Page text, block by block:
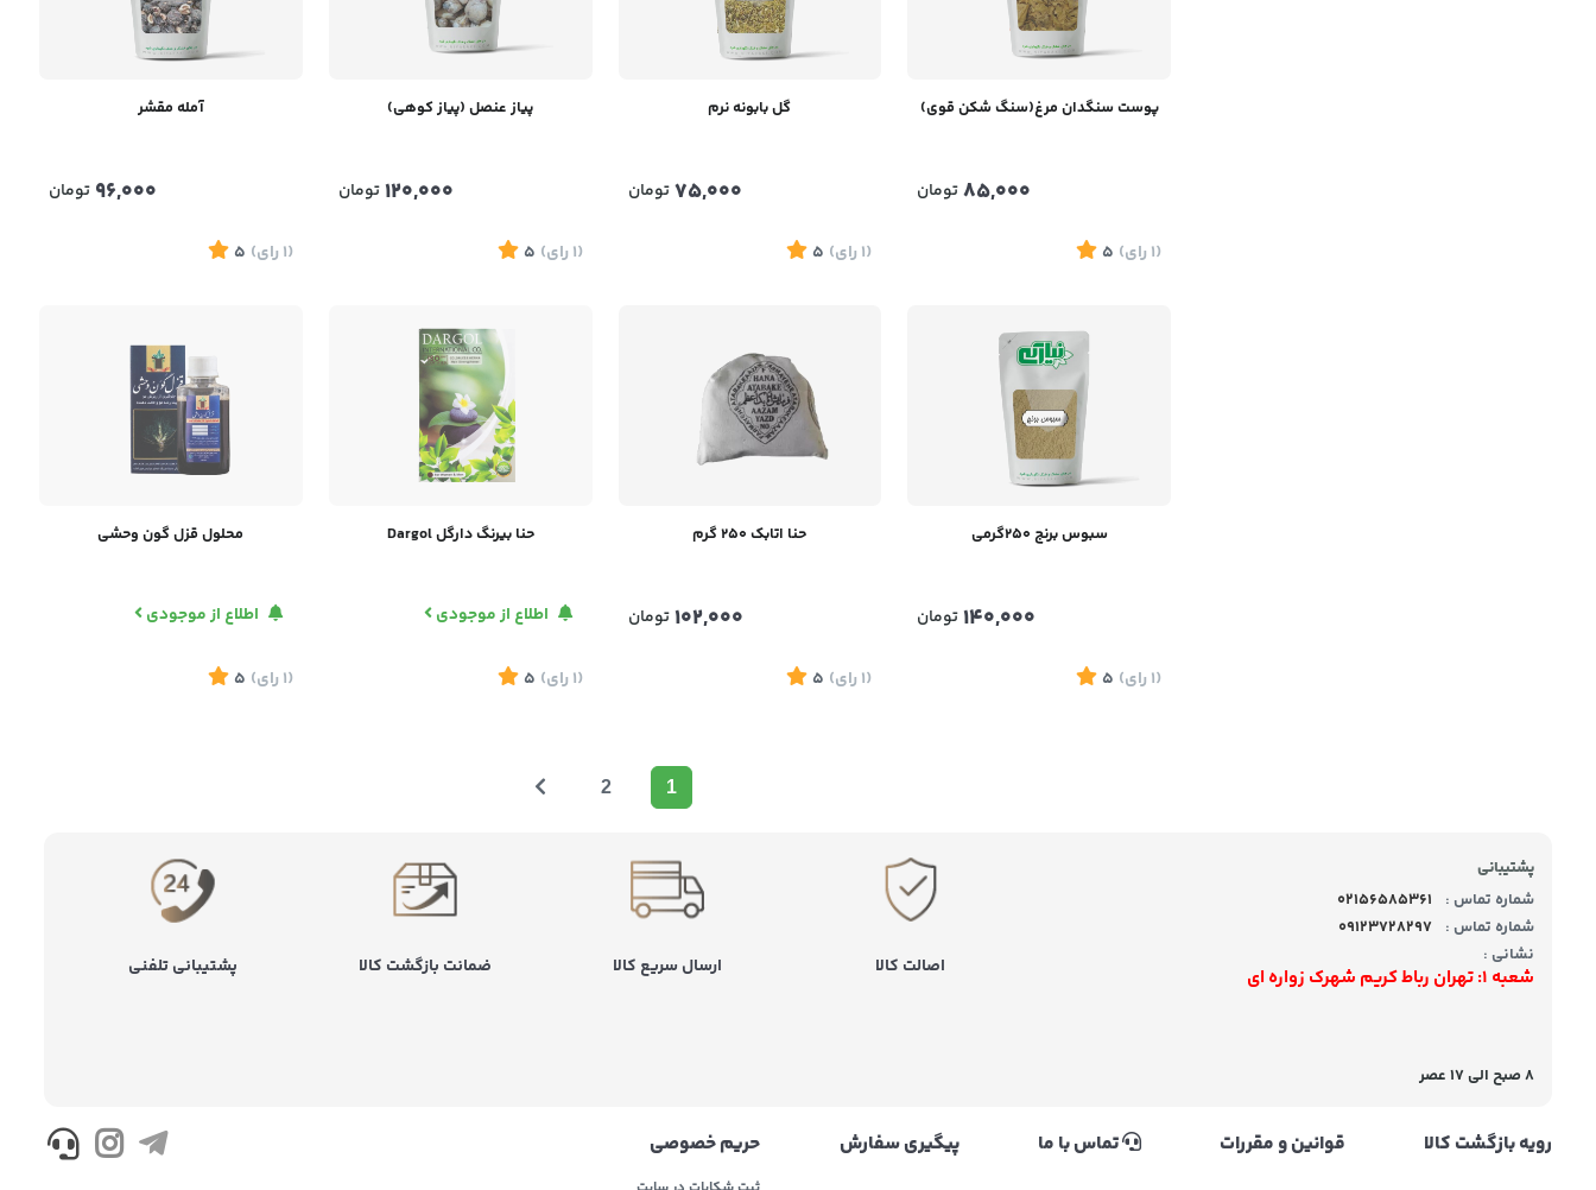
پوست سنگدان مرغ(سنگ شکن قوی)
85,000تومان
(1 رای)
5
گل بابونه نرم
75,000 تومان
(1 رای)
5
پیاز عنصل (پیاز کوهی)
120,000تومان
(1 رای)
5
آمله مقشر
96,000 تومان
(1 رای)
5
سبوس برنج 250گرمی
140,000تومان
(1 رای)
5
حنا اتابک 250 گرم
102,000 تومان
(1 رای)
5
حنا بیرنگ دارگل Dargol
اطلاع از موجودی
(1 رای)
5
محلول قزل گون وحشی
اطلاع از موجودی
(1 رای)
5
1
2
پشتیبانی
شماره تماس :
02156585361
شماره تماس :
09123728297
نشانی :
شعبه 1: تهران رباط کریم شهرک زواره ای
8 صبح الی 17 عصر
اصالت کالا ارسال سریع کالا ضمانت بازگشت کالا پشتیبانی تلفنی
رویه بازگشت کالا قوانین و مقررات تماس با ما پیگیری سفارش حریم خصوصی